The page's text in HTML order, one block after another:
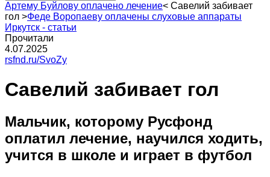
Артему Буйлову оплачено лечение< Савелий забивает
гол >Феде Воропаеву оплачены слуховые аппараты
Иркутск - статьи
Прочитали
4.07.2025
rsfnd.ru/SvoZy
Савелий забивает гол
Мальчик, которому Русфонд
оплатил лечение, научился ходить,
учится в школе и играет в футбол